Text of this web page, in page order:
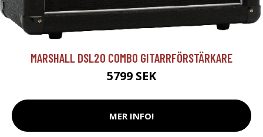
MARSHALL DSL20 COMBO GITARRFÖRSTÄRKARE
5799 SEK
MER INFO!